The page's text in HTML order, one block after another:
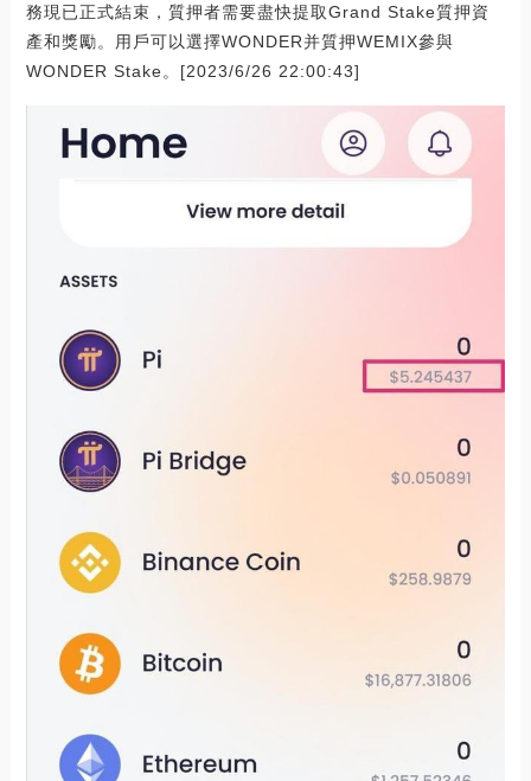
務現已正式結束，質押者需要盡快提取Grand Stake質押資
產和獎勵。用戶可以選擇WONDER并質押WEMIX參與
WONDER Stake。[2023/6/26 22:00:43]